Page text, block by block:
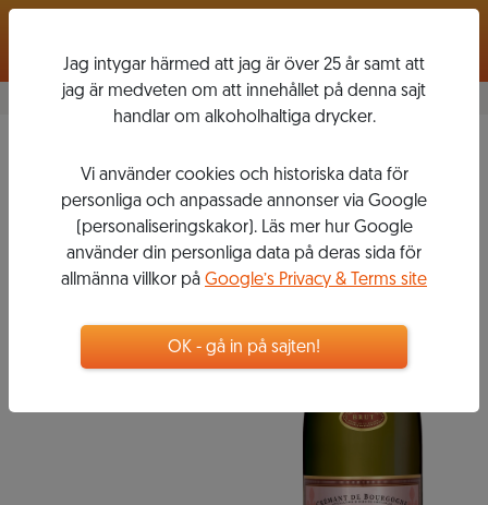
Crémant de Bourgogne
Rosé Brut
LOUIS
BOUILLOT
kr
Jag intygar härmed att jag är över 25 år samt att
jag är medveten om att innehållet på denna sajt
handlar om alkoholhaltiga drycker.
Vi använder cookies och historiska data för
personliga och anpassade annonser via Google
(personaliseringskakor). Läs mer hur Google
använder din personliga data på deras sida för
allmänna villkor på Google’s Privacy & Terms site
OK - gå in på sajten!